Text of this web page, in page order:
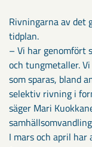
Rivningarna av det
tidplan.
– Vi har genomfört
och tungmetaller.
som sparas, bland
selektiv rivning i
säger Mari
I mars och april